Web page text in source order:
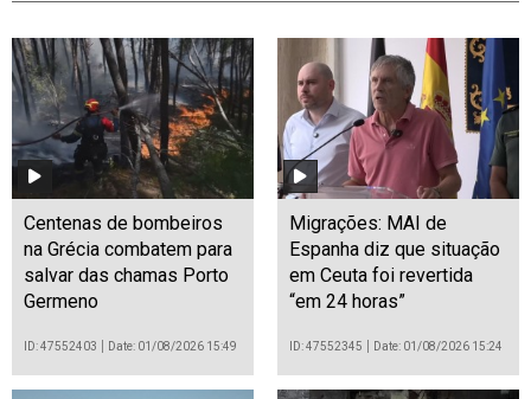
Centenas de bombeiros
na Grécia combatem para
salvar das chamas Porto
Germeno
ID: 47552403 Date: 01/08/2026 15:49
Migrações: MAI de
Espanha diz que situação
em Ceuta foi revertida
“em 24 horas”
ID: 47552345 Date: 01/08/2026 15:24